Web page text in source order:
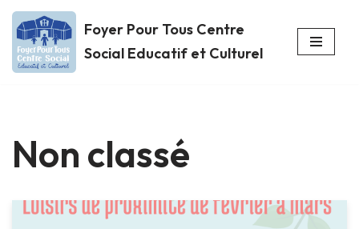
Aller
au
Foyer Pour Tous Centre
Social Educatif et Culturel
Non classé